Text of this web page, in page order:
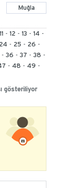
Muğla
11 - 12 - 13 - 14 -
24 - 25 - 26 -
- 36 - 37 - 38 -
- 48 - 49 -
gösteriliyor